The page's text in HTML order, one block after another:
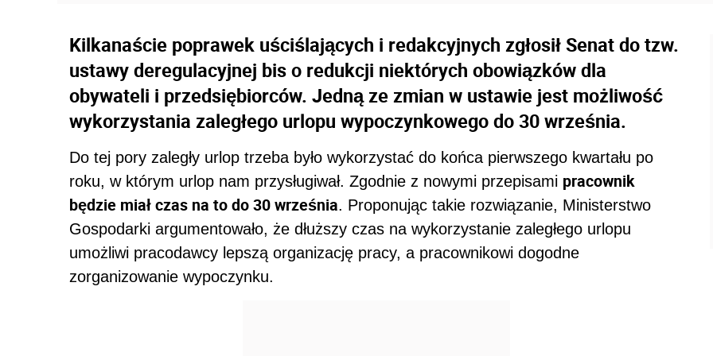
Kilkanaście poprawek uściślających i redakcyjnych zgłosił Senat do tzw.
ustawy deregulacyjnej bis o redukcji niektórych obowiązków dla
obywateli i przedsiębiorców. Jedną ze zmian w ustawie jest możliwość
wykorzystania zaległego urlopu wypoczynkowego do 30 września.
Do tej pory zaległy urlop trzeba było wykorzystać do końca pierwszego kwartału po
roku, w którym urlop nam przysługiwał. Zgodnie z nowymi przepisami pracownik
będzie miał czas na to do 30 września. Proponując takie rozwiązanie, Ministerstwo
Gospodarki argumentowało, że dłuższy czas na wykorzystanie zaległego urlopu
umożliwi pracodawcy lepszą organizację pracy, a pracownikowi dogodne
zorganizowanie wypoczynku.